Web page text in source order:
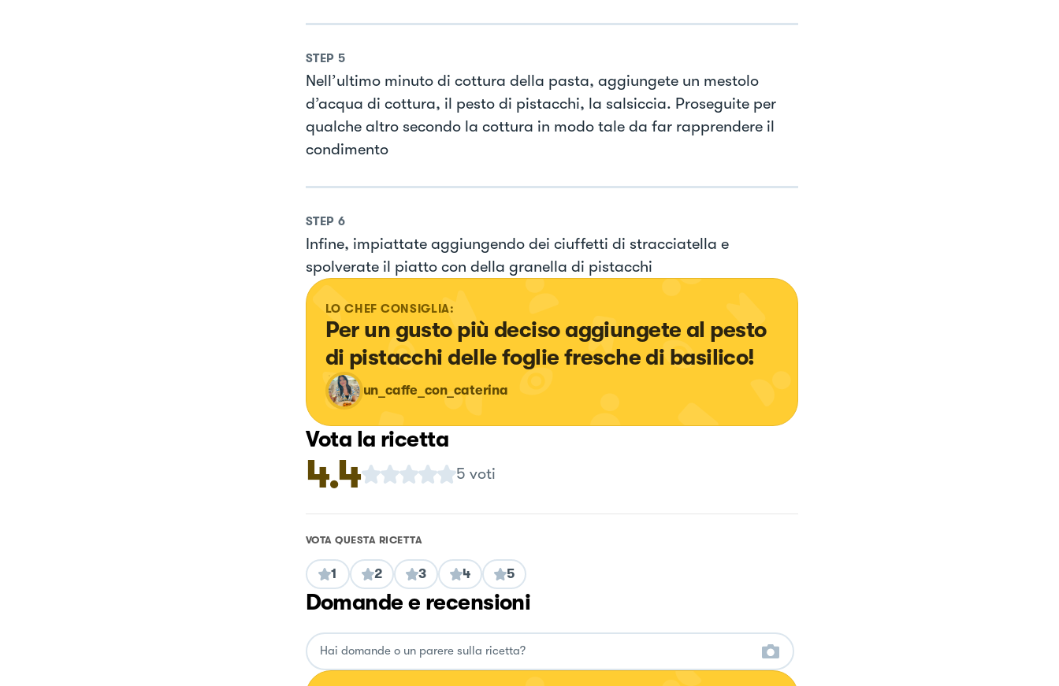
STEP 5
Nell’ultimo minuto di cottura della pasta, aggiungete un mestolo
d’acqua di cottura, il pesto di pistacchi, la salsiccia. Proseguite per
qualche altro secondo la cottura in modo tale da far rapprendere il
condimento
STEP 6
Infine, impiattate aggiungendo dei ciuffetti di stracciatella e
spolverate il piatto con della granella di pistacchi
LO CHEF CONSIGLIA:
Per un gusto più deciso aggiungete al pesto
di pistacchi delle foglie fresche di basilico!
un_caffe_con_caterina
Vota la ricetta
4.4 5 voti
VOTA QUESTA RICETTA
1 2 3 4 5
Domande e recensioni